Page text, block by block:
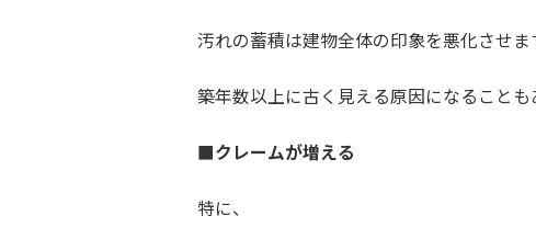
汚れの蓄積は建物全体の印象を悪化させま
築年数以上に古く見える原因になることも
■クレームが増える
特に、